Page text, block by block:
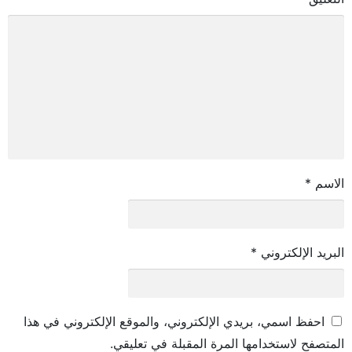
الاسم *
البريد الإلكتروني *
احفظ اسمي، بريدي الإلكتروني، والموقع الإلكتروني في هذا
المتصفح لاستخدامها المرة المقبلة في تعليقي.